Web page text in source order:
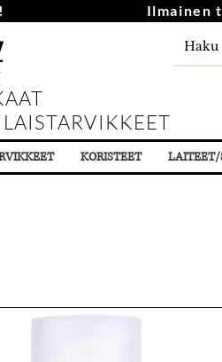
Ilmainen
KORISTEET LAITEET/